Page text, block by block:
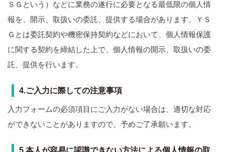
ＳＧという）などに業務の遂行に必要となる最低限の個人情
報を、開示、取扱いの委託、提供する場合があります。ＹＳ
Ｇとは委託契約や機密保持契約などにおいて、個人情報保護
に関する契約を締結した上で、個人情報の開示、取扱いの委
託、提供を行います。
4.ご入力に際しての注意事項
入力フォームの必須項目にご入力がない場合は、適切な対応
ができないことがありますので、予めご了承願います。
5.本人が容易に認識できない方法による個人情報の取